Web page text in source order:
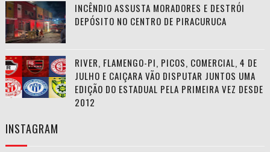
INCÊNDIO ASSUSTA MORADORES E DESTRÓI
DEPÓSITO NO CENTRO DE PIRACURUCA
RIVER, FLAMENGO-PI, PICOS, COMERCIAL, 4 DE
JULHO E CAIÇARA VÃO DISPUTAR JUNTOS UMA
EDIÇÃO DO ESTADUAL PELA PRIMEIRA VEZ DESDE
2012
INSTAGRAM